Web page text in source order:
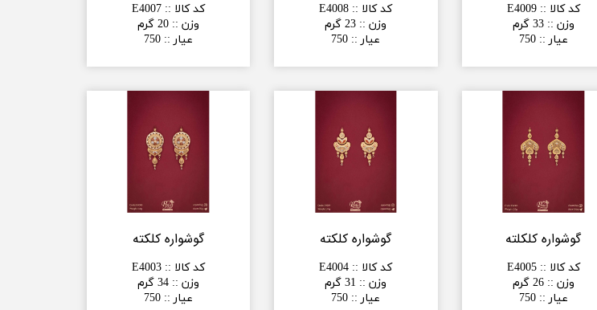
کد کالا ::
E4009
وزن ::33 گرم
عیار ::
750
کد کالا ::
E4008
وزن :: 23 گرم
عیار ::
750
کد کالا ::
E4007
وزن :: 20 گرم
عیار ::
750
گوشواره کلکلته
کد کالا ::
E4005
وزن ::26 گرم
عیار ::
750
گوشواره کلکته
کد کالا ::
E4004
وزن :: 31 گرم
عیار ::
750
گوشواره کلکته
کد کالا ::
E4003
وزن :: 34 گرم
عیار ::
750